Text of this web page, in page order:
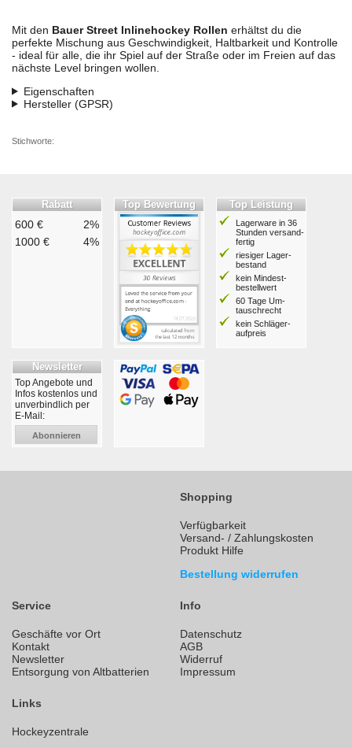
Mit den Bauer Street Inlinehockey Rollen erhältst du die
perfekte Mischung aus Geschwindigkeit, Haltbarkeit und Kontrolle
- ideal für alle, die ihr Spiel auf der Straße oder im Freien auf das
nächste Level bringen wollen.
Eigenschaften
Hersteller (GPSR)
Stichworte:
Rabatt
600 €
2%
1000 €
4%
Top Bewertung Top Leistung
Lagerware in 36
Stunden ver­sand­
fertig
riesiger Lager­
bestand
kein Mindest­
bestell­wert
60 Tage Um­
tausch­recht
kein Schläger­
aufpreis
Newsletter
Top Angebote und
Infos kostenlos und
unverbindlich per
E-Mail:
Abonnieren
Shopping
Verfügbarkeit
Versand- / Zahlungskosten
Produkt Hilfe
Bestellung widerrufen
Service
Geschäfte vor Ort
Kontakt
Newsletter
Entsorgung von Altbatterien
Info
Datenschutz
AGB
Widerruf
Impressum
Links
Hockeyzentrale